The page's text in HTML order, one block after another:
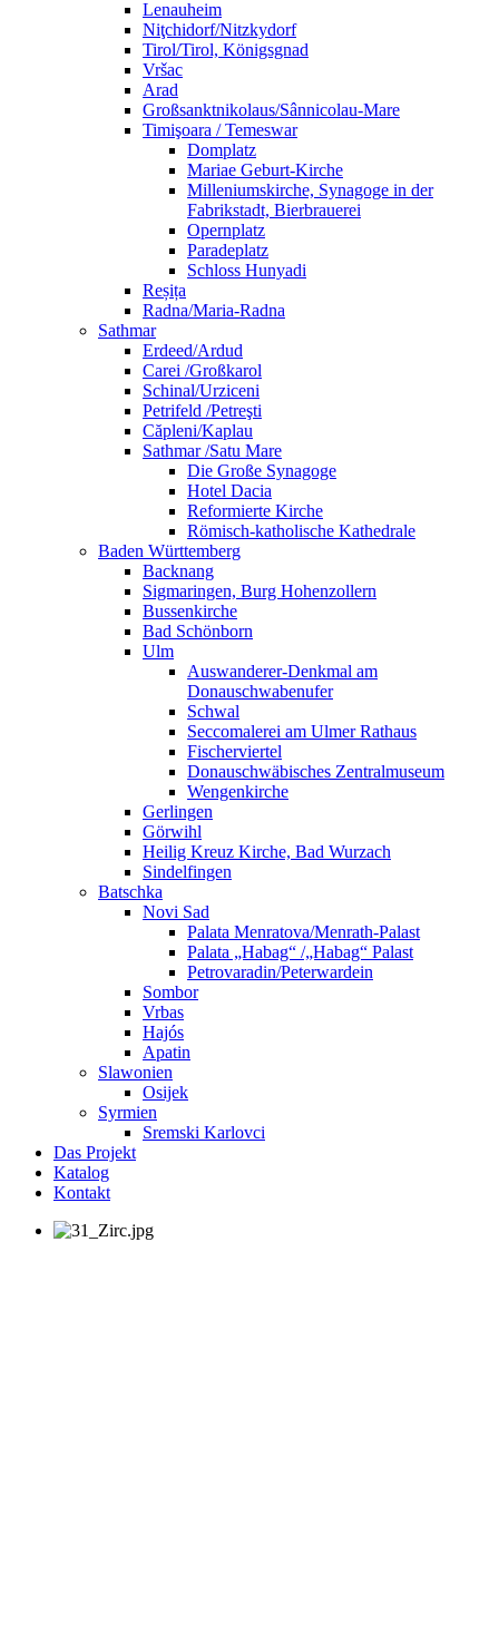
Lenauheim
Niţchidorf/Nitzkydorf
Tirol/Tirol, Königsgnad
Vršac
Arad
Großsanktnikolaus/Sânnicolau-Mare
Timişoara / Temeswar
Domplatz
Mariae Geburt-Kirche
Milleniumskirche, Synagoge in der
Fabrikstadt, Bierbrauerei
Opernplatz
Paradeplatz
Schloss Hunyadi
Reșița
Radna/Maria-Radna
Sathmar
Erdeed/Ardud
Carei /Großkarol
Schinal/Urziceni
Petrifeld /Petreşti
Căpleni/Kaplau
Sathmar /Satu Mare
Die Große Synagoge
Hotel Dacia
Reformierte Kirche
Römisch-katholische Kathedrale
Baden Württemberg
Backnang
Sigmaringen, Burg Hohenzollern
Bussenkirche
Bad Schönborn
Ulm
Auswanderer-Denkmal am
Donauschwabenufer
Schwal
Seccomalerei am Ulmer Rathaus
Fischerviertel
Donauschwäbisches Zentralmuseum
Wengenkirche
Gerlingen
Görwihl
Heilig Kreuz Kirche, Bad Wurzach
Sindelfingen
Batschka
Novi Sad
Palata Menratova/Menrath-Palast
Palata „Habag“ /„Habag“ Palast
Petrovaradin/Peterwardein
Sombor
Vrbas
Hajós
Apatin
Slawonien
Osijek
Syrmien
Sremski Karlovci
Das Projekt
Katalog
Kontakt